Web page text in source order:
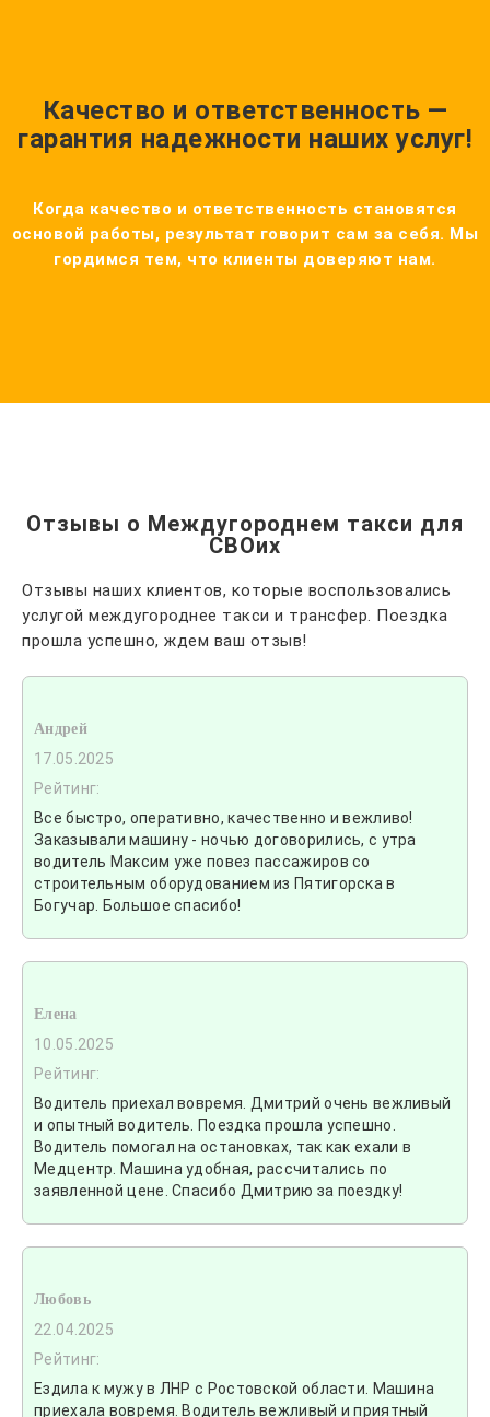
Качество и ответственность —
гарантия надежности наших услуг!
Когда качество и ответственность становятся
основой работы, результат говорит сам за себя. Мы
гордимся тем, что клиенты доверяют нам.
Отзывы о Междугороднем такси для
СВОих
Отзывы наших клиентов, которые воспользовались
услугой междугороднее такси и трансфер. Поездка
прошла успешно, ждем ваш отзыв!
Андрей
17.05.2025
Рейтинг:
Все быстро, оперативно, качественно и вежливо!
Заказывали машину - ночью договорились, с утра
водитель Максим уже повез пассажиров со
строительным оборудованием из Пятигорска в
Богучар. Большое спасибо!
Елена
10.05.2025
Рейтинг:
Водитель приехал вовремя. Дмитрий очень вежливый
и опытный водитель. Поездка прошла успешно.
Водитель помогал на остановках, так как ехали в
Медцентр. Машина удобная, рассчитались по
заявленной цене. Спасибо Дмитрию за поездку!
Любовь
22.04.2025
Рейтинг:
Ездила к мужу в ЛНР с Ростовской области. Машина
приехала вовремя. Водитель вежливый и приятный